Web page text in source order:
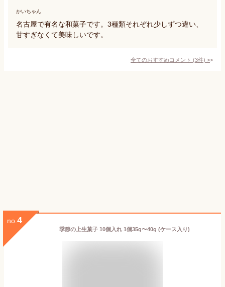
かいちゃん
名古屋で有名な和菓子です。3種類それぞれ少しずつ違い、
甘すぎなくて美味しいです。
全てのおすすめコメント (3件) >
no. 4
季節の上生菓子 10個入れ 1個35g〜40g (ケース入り)